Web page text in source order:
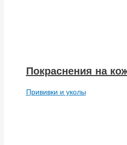
Покраснения на
Прививки и уколы